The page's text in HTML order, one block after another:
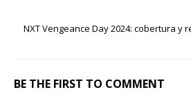
NXT Vengeance Day 2024: cobertura y
BE THE FIRST TO COMMENT